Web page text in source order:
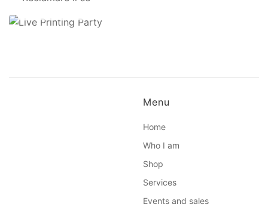
Menu
Home
Who I am
Shop
Services
Events and sales